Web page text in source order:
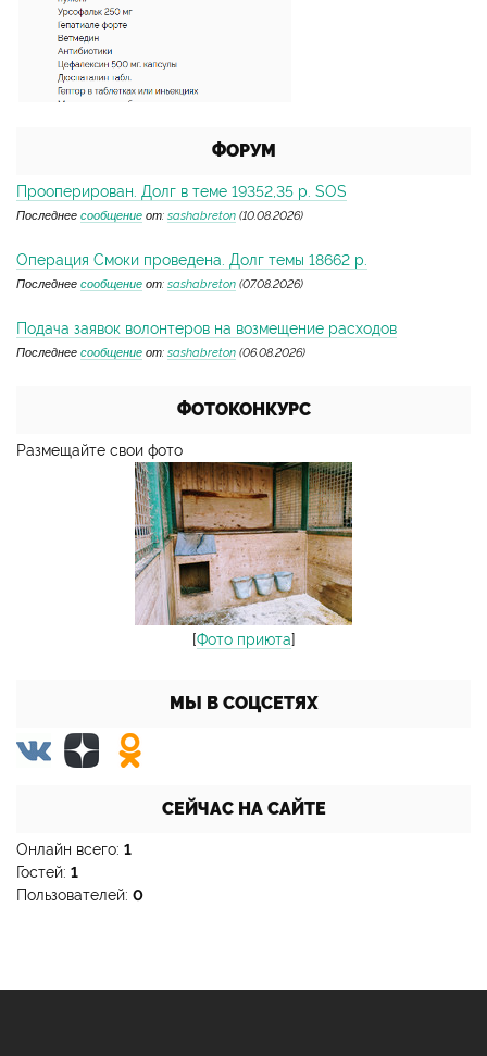
ФОРУМ
Прооперирован. Долг в теме 19352,35 р. SOS
Последнее сообщение от: sashabreton (10.08.2026)
Операция Смоки проведена. Долг темы 18662 р.
Последнее сообщение от: sashabreton (07.08.2026)
Подача заявок волонтеров на возмещение расходов
Последнее сообщение от: sashabreton (06.08.2026)
ФОТОКОНКУРС
Размещайте свои фото
[Фото приюта]
МЫ В СОЦСЕТЯХ
СЕЙЧАС НА САЙТЕ
Онлайн всего: 1
Гостей: 1
Пользователей: 0